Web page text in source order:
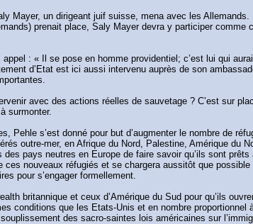
Mayer, un dirigeant juif suisse, mena avec les
prenait place, Saly Mayer devra y participer
: « Il se pose en homme providentiel; c’est lui qui
d’Etat est ici aussi intervenu auprès de son
avec des actions réelles de sauvetage ? C’est sur
surmonter.
Pehle s’est donné pour but d’augmenter le nombre de
outre-mer, en Afrique du Nord, Palestine, Amérique du
pays neutres en Europe de faire savoir qu’ils sont
ces nouveaux réfugiés et se chargera aussitôt que
pour s’engager formellement.
britannique et ceux d’Amérique du Sud pour qu’ils
conditions que les Etats-Unis et en nombre
des sacro-saintes lois américaines sur